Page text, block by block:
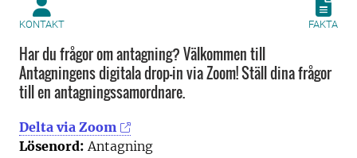
KONTAKT FAKTA
Har du frågor om antagning? Välkommen till
Antagningens digitala drop-in via Zoom! Ställ dina frågor
till en antagningssamordnare.
Delta via Zoom
Lösenord: Antagning